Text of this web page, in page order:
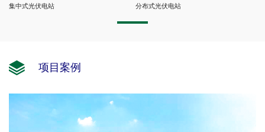
集中式光伏电站 分布式光伏电站
项目案例